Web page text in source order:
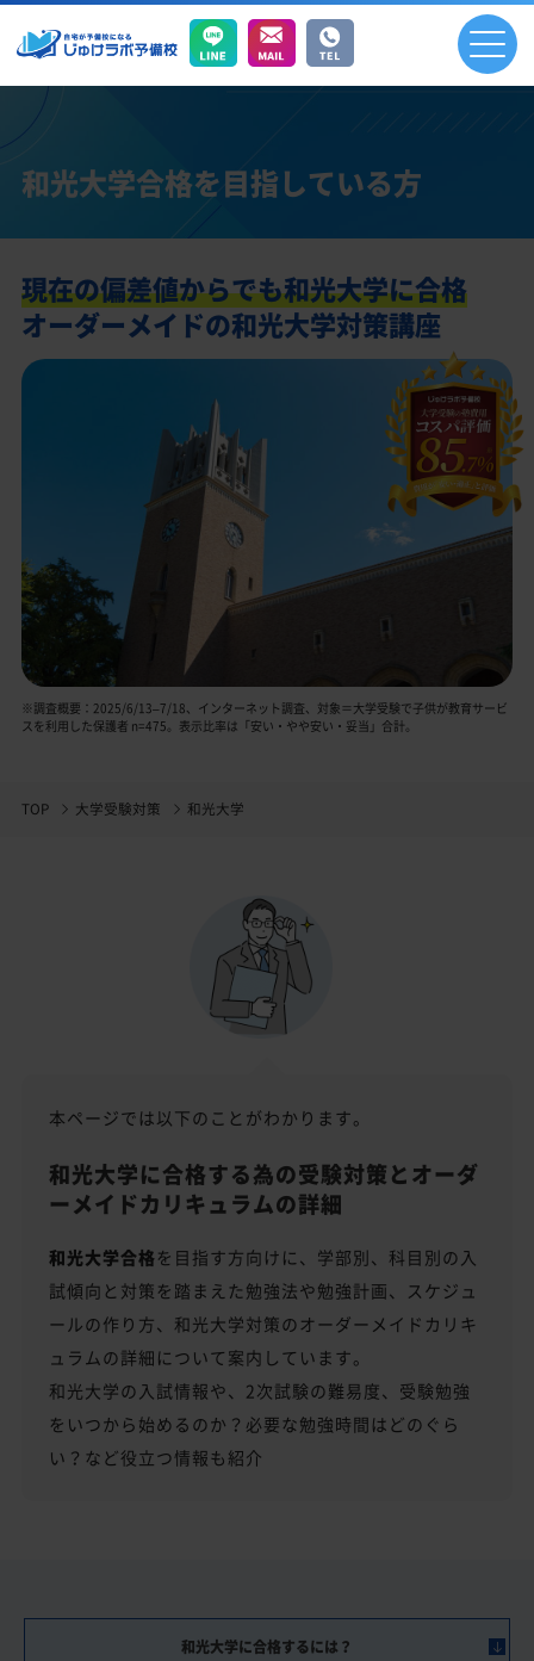
和光大学合格を目指している方
現在の偏差値からでも和光大学に合格
オーダーメイドの和光大学対策講座
※調査概要：2025/6/13–7/18、インターネット調査、対象＝大学受験で子供が教育サービ
スを利用した保護者 n=475。表示比率は「安い・やや安い・妥当」合計。
TOP 大学受験対策 和光大学
本ページでは以下のことがわかります。
和光大学に合格する為の受験対策とオーダ
ーメイドカリキュラムの詳細
和光大学合格を目指す方向けに、学部別、科目別の入
試傾向と対策を踏まえた勉強法や勉強計画、スケジュ
ールの作り方、和光大学対策のオーダーメイドカリキ
ュラムの詳細について案内しています。
和光大学の入試情報や、2次試験の難易度、受験勉強
をいつから始めるのか？必要な勉強時間はどのぐら
い？など役立つ情報も紹介
和光大学に合格するには？